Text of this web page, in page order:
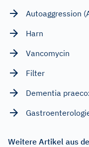
Autoaggression
Harn
Vancomycin
Filter
Dementia
Weitere Artikel aus